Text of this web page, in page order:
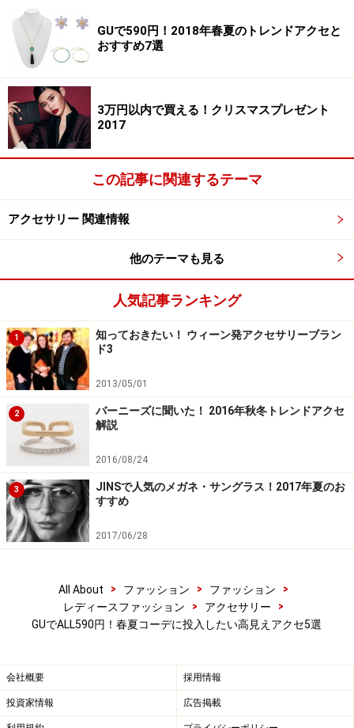
サークルシェルピアス 590円（税抜）／GU（ジーユー）※
一部店舗およびオンラインストアのみの販売（5月中旬より
発売予定）
サークル型のシェルとプレートの組み合わせが夏らしい
ピアスです。ホワイト、ピンク、グレーの3色展開です
が、カラーによってイメージが変わるので、その日のス
タイリングに合わせて色違いで使い分けるのもおすすめ
4. ストーンモチーフネックレス
より発売予定）
細かなストーンが連なったネックレスと、モチーフのネ
るのはもちろん、単品としても使えるので、さまざまな
スタイルで楽しめるのが嬉しい。
GUで590円！2018年春夏のトレンドアクセと
おすすめ7選
3万円以内で買える！クリスマスプレゼント
2017
この記事に関連するテーマ
アクセサリー 関連情報
他のテーマも見る
人気記事ランキング
1
知っておきたい！ ウィーン発アクセサリーブラン
ド3
2013/05/01
2
バーニーズに聞いた！ 2016年秋冬トレンドアクセ
解説
2016/08/24
3
JINSで人気のメガネ・サングラス！2017年夏のお
すすめ
2017/06/28
All About > ファッション > ファッション
>
レディースファッション
> アクセサリー
>
GUでALL590円！春夏コーデに投入したい高見えアクセ5選
会社概要 採用情報
投資家情報 広告掲載